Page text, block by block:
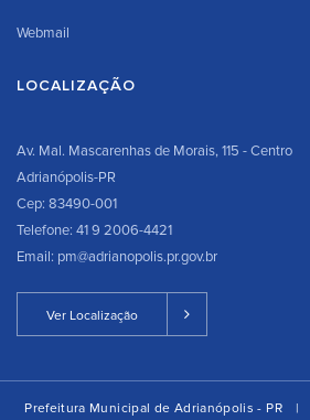
Webmail
LOCALIZAÇÃO
Av. Mal. Mascarenhas de Morais, 115 - Centro
Adrianópolis-PR
Cep: 83490-001
Telefone: 41 9 2006-4421
Email: pm@adrianopolis.pr.gov.br
Ver Localização
Prefeitura Municipal de Adrianópolis - PR |